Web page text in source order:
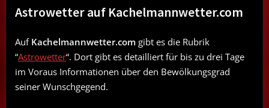
Astrowetter auf Kachelmannwetter.com
Auf Kachelmannwetter.com gibt es die Rubrik
“Astrowetter“. Dort gibt es detailliert für bis zu drei Tage
im Voraus Informationen über den Bewölkungsgrad
seiner Wunschgegend.